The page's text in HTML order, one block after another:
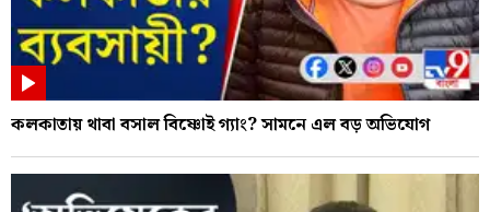
কলকাতায় থাবা বসাল বিষ্ণোই গ্যাং? সামনে এল বড় অভিযোগ